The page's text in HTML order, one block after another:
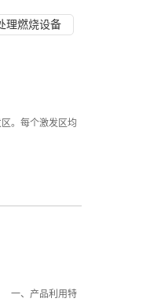
理燃烧设备
。每个激发区均
一、产品利用特